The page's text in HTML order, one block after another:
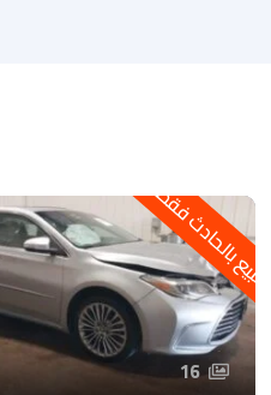
للبيع بالحادث فقط
16